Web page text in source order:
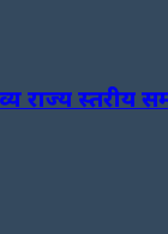
राज्य